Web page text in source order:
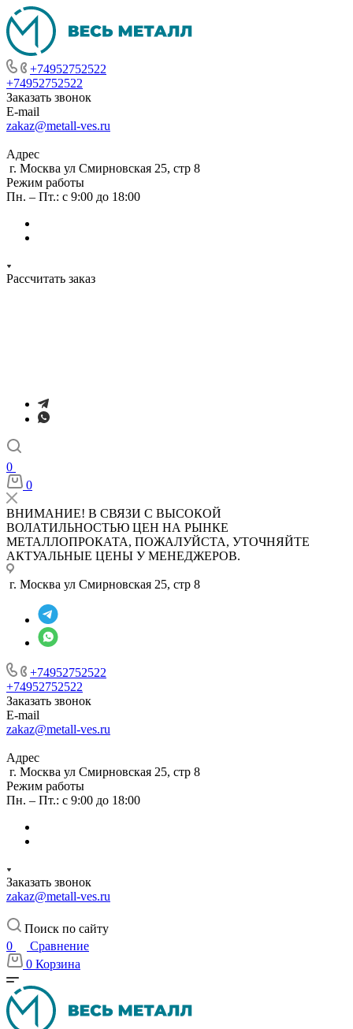
+74952752522
+74952752522
Заказать звонок
E-mail
zakaz@metall-ves.ru
Адрес
г. Москва ул Смирновская 25, стр 8
Режим работы
Пн. – Пт.: с 9:00 до 18:00
Рассчитать заказ
0
0
ВНИМАНИЕ! В СВЯЗИ С ВЫСОКОЙ
ВОЛАТИЛЬНОСТЬЮ ЦЕН НА РЫНКЕ
МЕТАЛЛОПРОКАТА, ПОЖАЛУЙСТА, УТОЧНЯЙТЕ
АКТУАЛЬНЫЕ ЦЕНЫ У МЕНЕДЖЕРОВ.
г. Москва ул Смирновская 25, стр 8
+74952752522
+74952752522
Заказать звонок
E-mail
zakaz@metall-ves.ru
Адрес
г. Москва ул Смирновская 25, стр 8
Режим работы
Пн. – Пт.: с 9:00 до 18:00
Заказать звонок
zakaz@metall-ves.ru
Поиск по сайту
0
Сравнение
0 Корзина